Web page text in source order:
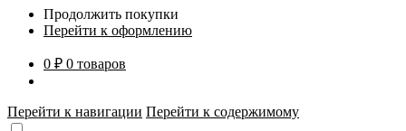
Продолжить покупки
Перейти к оформлению
0 ₽ 0 товаров
Перейти к навигации Перейти к содержимому